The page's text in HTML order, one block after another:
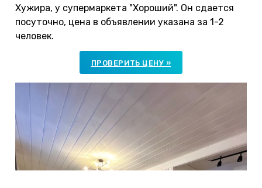
Хужира, у супермаркета "Хороший". Он сдается
посуточно, цена в объявлении указана за 1-2
человек.
ПРОВЕРИТЬ ЦЕНУ »